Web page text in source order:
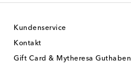
Kundenservice
Kontakt
Gift Card & Mytheresa Guthaben